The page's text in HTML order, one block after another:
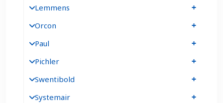
Lemmens
Orcon
Paul
Pichler
Swentibold
Systemair